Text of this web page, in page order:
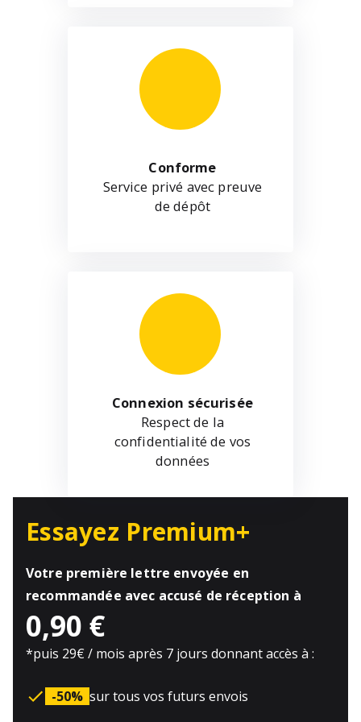
Conforme
Service privé avec preuve
de dépôt
Connexion sécurisée
Respect de la
confidentialité de vos
données
Essayez Premium+
Votre première lettre envoyée en
recommandée avec accusé de réception à
0,90 €
*puis 29€ / mois après 7 jours donnant accès à :
-50% sur tous vos futurs envois